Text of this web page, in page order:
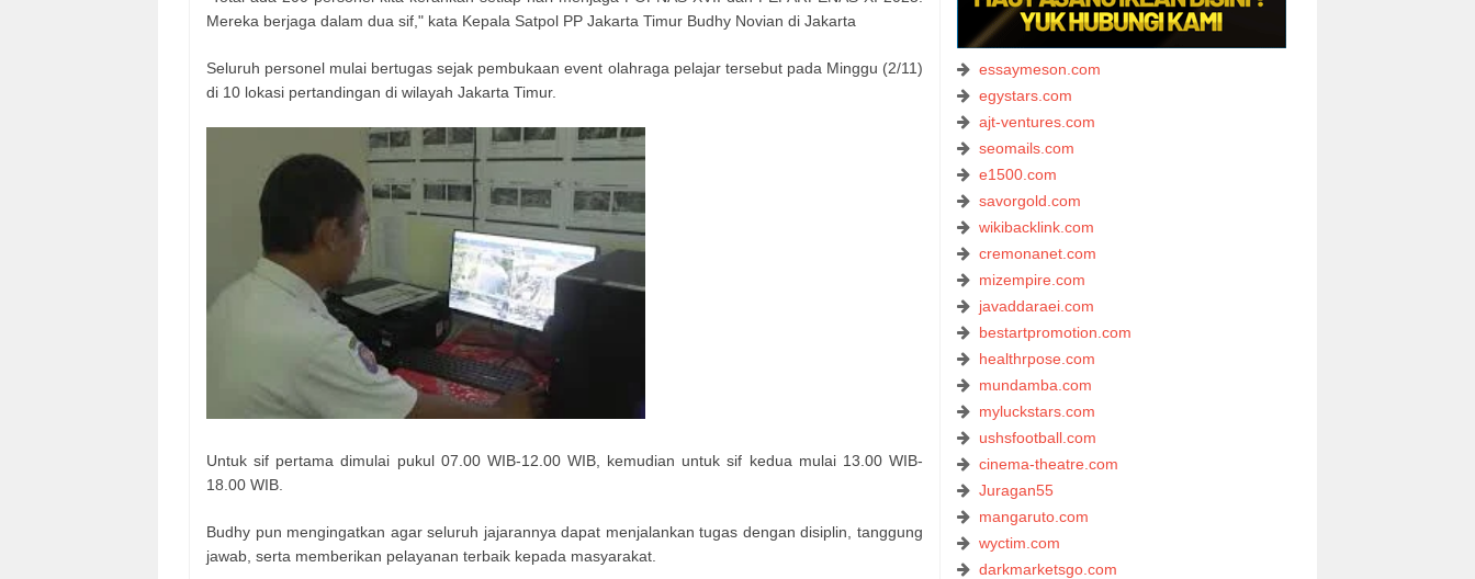
Mereka berjaga dalam dua sif," kata Kepala Satpol PP Jakarta Timur Budhy Novian di Jakarta
Seluruh personel mulai bertugas sejak pembukaan event olahraga pelajar tersebut pada Minggu (2/11)
di 10 lokasi pertandingan di wilayah Jakarta Timur.
Untuk sif pertama dimulai pukul 07.00 WIB-12.00 WIB, kemudian untuk sif kedua mulai 13.00 WIB-
18.00 WIB.
Budhy pun mengingatkan agar seluruh jajarannya dapat menjalankan tugas dengan disiplin, tanggung
jawab, serta memberikan pelayanan terbaik kepada masyarakat.
essaymeson.com
egystars.com
ajt-ventures.com
seomails.com
e1500.com
savorgold.com
wikibacklink.com
cremonanet.com
mizempire.com
javaddaraei.com
bestartpromotion.com
healthrpose.com
mundamba.com
myluckstars.com
ushsfootball.com
cinema-theatre.com
Juragan55
mangaruto.com
wyctim.com
darkmarketsgo.com